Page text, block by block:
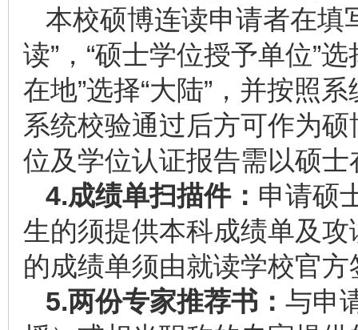
本校硕博连读申请者在填
读”，“硕士学位授予单位”
在地”选择“大陆”，并按照
系统校验通过后方可作为
位及学位认证报告需以硕
4.成绩单扫描件： 申请硕
生的须提供本科成绩单及
的成绩单须由就读学校官方
5.两份专家推荐书： 与申